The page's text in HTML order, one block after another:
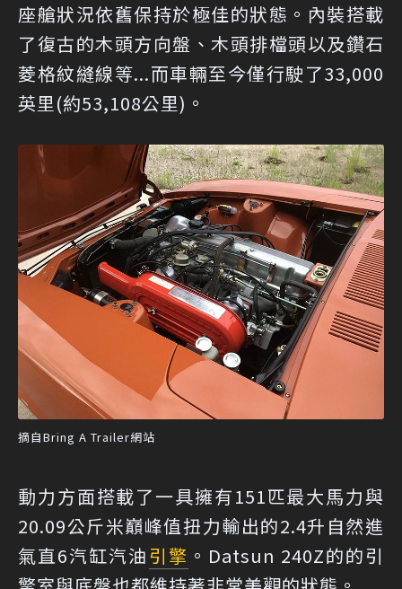
座艙狀況依舊保持於極佳的狀態。內裝搭載
了復古的木頭方向盤、木頭排檔頭以及鑽石
菱格紋縫線等...而車輛至今僅行駛了33,000
英里(約53,108公里)。
摘自Bring A Trailer網站
動力方面搭載了一具擁有151匹最大馬力與
20.09公斤米巔峰值扭力輸出的2.4升自然進
氣直6汽缸汽油 引擎 。Datsun 240Z的的引